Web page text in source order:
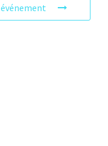
événement